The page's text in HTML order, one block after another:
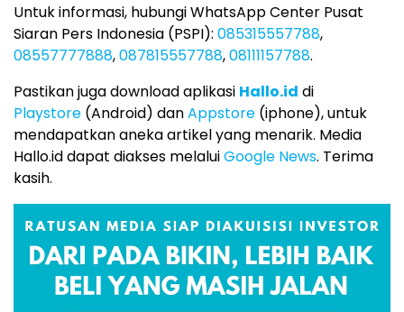
Untuk informasi, hubungi WhatsApp Center Pusat
Siaran Pers Indonesia (PSPI): 085315557788,
08557777888,087815557788,08111157788.
Pastikan juga download aplikasi Hallo.id di
Playstore (Android) danAppstore (iphone), untuk
mendapatkan aneka artikel yang menarik. Media
Hallo.id dapat diakses melaluiGoogle News. Terima
kasih.